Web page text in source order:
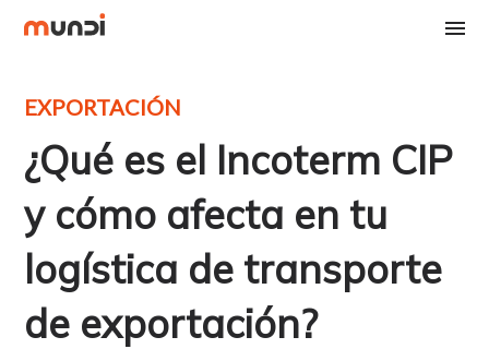
EXPORTACIÓN
¿Qué es el Incoterm CIP
y cómo afecta en tu
logística de transporte
de exportación?